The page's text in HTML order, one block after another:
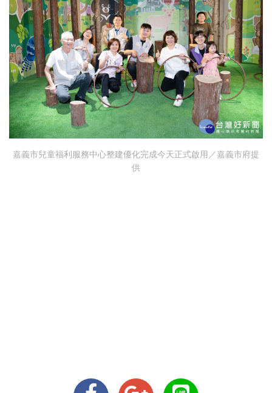
嘉義市兒童福利服務中心整建優化完成今天正式啟用／嘉義市府提
供